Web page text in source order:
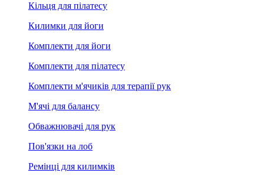
Кільця для пілатесу
Килимки для йоги
Комплекти для йоги
Комплекти для пілатесу
Комплекти м'ячиків для терапії рук
М'ячі для балансу
Обважнювачі для рук
Пов'язки на лоб
Ремінці для килимків